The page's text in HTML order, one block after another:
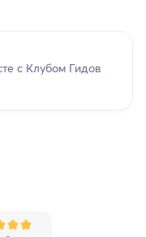
с Клубом Гидов